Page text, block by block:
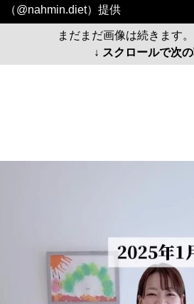
（@nahmin.diet）提供
まだまだ画像は続きます。
↓ スクロールで次